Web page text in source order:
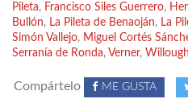
Pileta, Francisco Siles Guerrero,
Bullón, La Pileta de Benaoján, La
Simón Vallejo, Miguel Cortés
Serranía de Ronda, Verner,
Compártelo ME GUSTA